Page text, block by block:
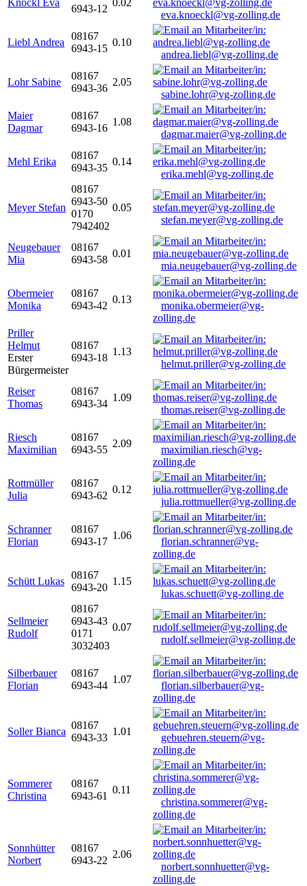
Knöckl Eva
6943-12
0.02
eva.knoeckl@vg-zolling.de
Liebl Andrea
08167
6943-15
0.10
andrea.liebl@vg-zolling.de
Lohr Sabine
08167
6943-36
2.05
sabine.lohr@vg-zolling.de
Maier
Dagmar
08167
6943-16
1.08
dagmar.maier@vg-zolling.de
Mehl Erika
08167
6943-35
0.14
erika.mehl@vg-zolling.de
Meyer Stefan
08167
6943-50
0170
7942402
0.05
stefan.meyer@vg-zolling.de
Neugebauer
Mia
08167
6943-58
0.01
mia.neugebauer@vg-zolling.de
Obermeier
Monika
08167
6943-42
0.13
monika.obermeier@vg-
zolling.de
Priller
Helmut
Erster
Bürgermeister
08167
6943-18
1.13
helmut.priller@vg-zolling.de
Reiser
Thomas
08167
6943-34
1.09
thomas.reiser@vg-zolling.de
Riesch
Maximilian
08167
6943-55
2.09
maximilian.riesch@vg-
zolling.de
Rottmüller
Julia
08167
6943-62
0.12
julia.rottmueller@vg-zolling.de
Schranner
Florian
08167
6943-17
1.06
florian.schranner@vg-
zolling.de
Schütt Lukas
08167
6943-20
1.15
lukas.schuett@vg-zolling.de
Sellmeier
Rudolf
08167
6943-43
0171
3032403
0.07
rudolf.sellmeier@vg-zolling.de
Silberbauer
Florian
08167
6943-44
1.07
florian.silberbauer@vg-
zolling.de
Soller Bianca
08167
6943-33
1.01
gebuehren.steuern@vg-
zolling.de
Sommerer
Christina
08167
6943-61
0.11
christina.sommerer@vg-
zolling.de
Sonnhütter
Norbert
08167
6943-22
2.06
norbert.sonnhuetter@vg-
zolling.de